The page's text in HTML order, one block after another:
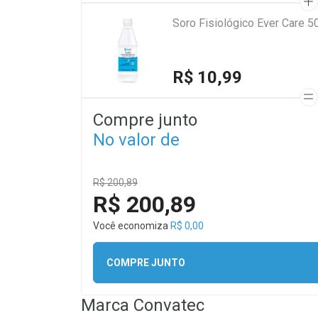
Soro Fisiológico Ever Care
R$ 10,99
Compre junto
No valor de
R$ 200,89
R$ 200,89
Você economiza R$ 0,00
COMPRE JUNTO
Marca Convatec